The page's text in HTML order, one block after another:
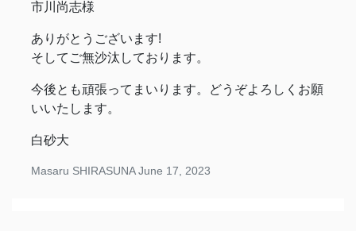
市川尚志様
ありがとうございます!
そしてご無沙汰しております。
今後とも頑張ってまいります。どうぞよろしくお願
いいたします。
白砂大
Masaru SHIRASUNAJune 17, 2023